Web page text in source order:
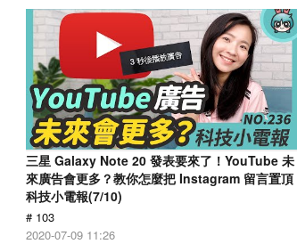
三星 Galaxy Note 20 發表要來了！YouTube 未
來廣告會更多？教你怎麼把 Instagram 留言置頂
科技小電報(7/10)
# 103
2020-07-09 11:26